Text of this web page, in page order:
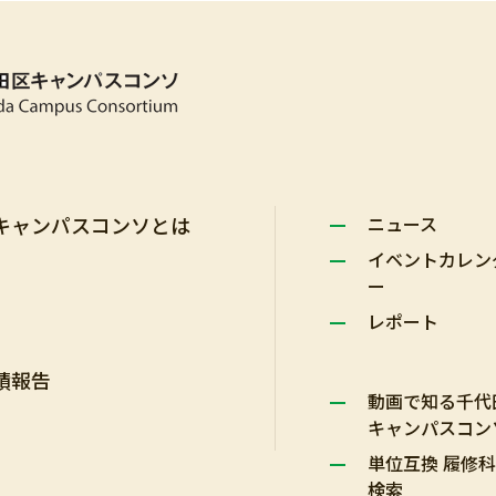
ャンパスコンソとは
報告
ニュース
イベントカレ
ー
レポート
動画で知る千
キャンパスコ
単位互換 履修
検索